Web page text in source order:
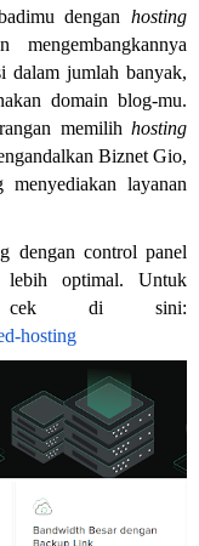
denganhosting
mengembangkannya
dalam jumlah banyak,
domain blog-mu.
memilih hosting
Biznet Gio,
menyediakan layanan
dengan control panel
optimal. Untuk
cek di sini:
hosting